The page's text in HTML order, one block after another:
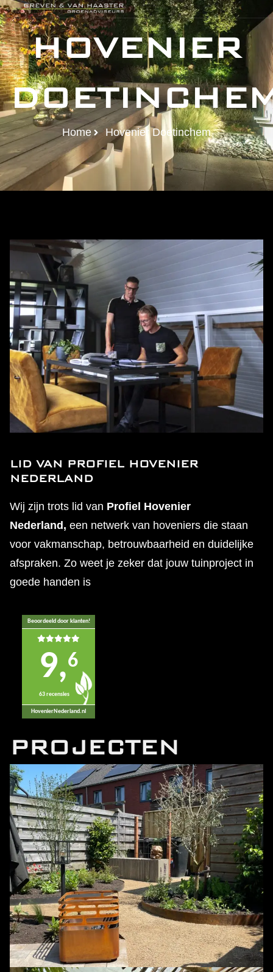
HOVENIER
Home Hovenier Doetinchem
LID VAN PROFIEL HOVENIER
NEDERLAND
Wij zijn trots lid van Profiel Hovenier
Nederland, een netwerk van hoveniers die staan
voor vakmanschap, betrouwbaarheid en duidelijke
afspraken. Zo weet je zeker dat jouw tuinproject in
goede handen is
Beoordeeld door klanten!
9,6
63 recensies
HovenierNederland.nl
PROJECTEN